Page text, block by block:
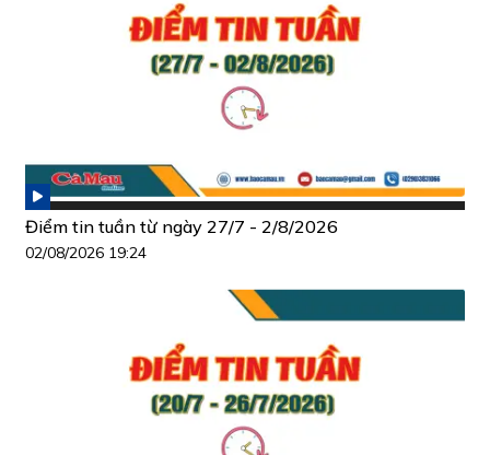
Điểm tin tuần từ ngày 27/7 - 2/8/2026
02/08/2026 19:24